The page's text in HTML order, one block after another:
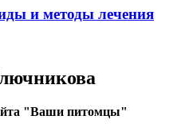
и методы лечения
"Ваши питомцы"